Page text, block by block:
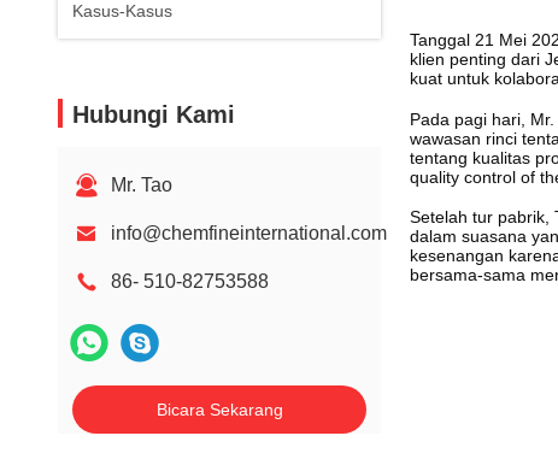
Kasus-Kasus
Hubungi Kami
Mr. Tao
info@chemfineinternational.com
86- 510-82753588
Bicara Sekarang
Tanggal 21 Mei
klien penting dari
kuat untuk
Pada pagi hari,
wawasan rinci
tentang kualitas
quality control of
Setelah tur pabrik,
dalam suasana
kesenangan
bersama-sama